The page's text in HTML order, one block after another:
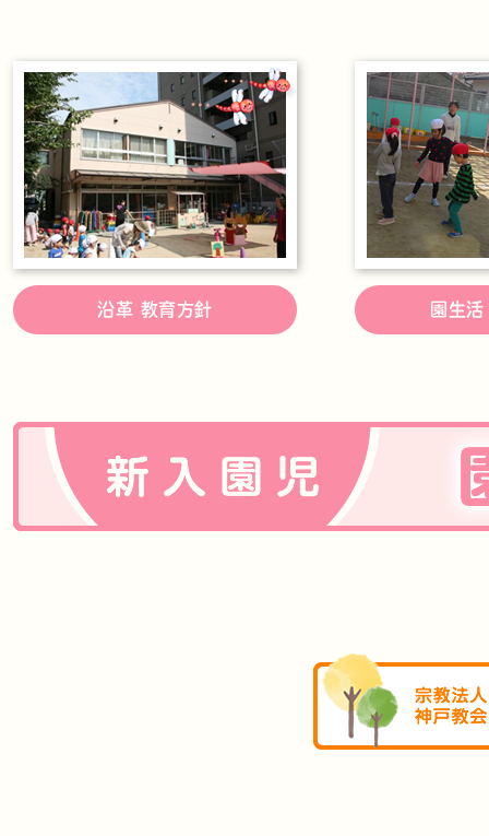
沿革 教育方針 園生